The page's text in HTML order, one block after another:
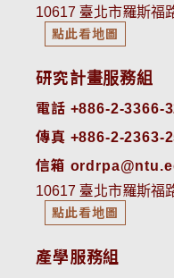
10617 臺北市羅斯福
點此看地圖
研究計畫服務組
電話 +886-2-3366-
傳真 +886-2-2363-
信箱
10617 臺北市羅斯福
點此看地圖
產學服務組